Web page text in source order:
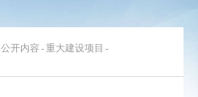
开内容 -重大建设项目 -